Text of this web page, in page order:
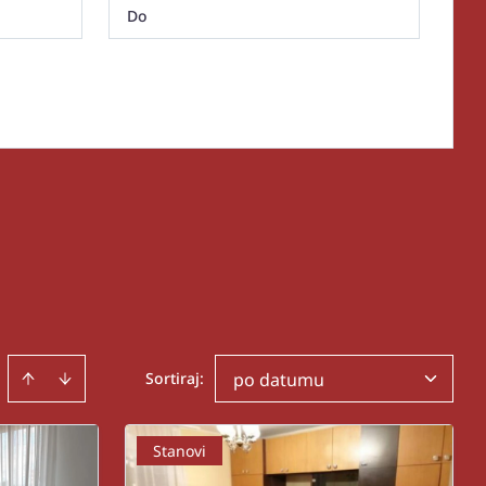
Sortiraj: po datumu
Stanovi